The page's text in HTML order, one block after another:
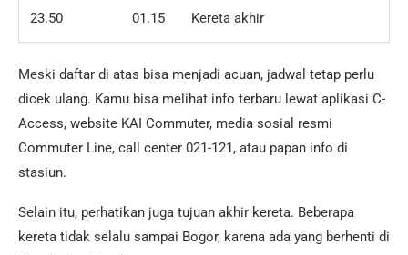
23.50 01.15 Kereta akhir
Meski daftar di atas bisa menjadi acuan, jadwal tetap perlu
dicek ulang. Kamu bisa melihat info terbaru lewat aplikasi C-
Access, website KAI Commuter, media sosial resmi
Commuter Line, call center 021-121, atau papan info di
stasiun.
Selain itu, perhatikan juga tujuan akhir kereta. Beberapa
kereta tidak selalu sampai Bogor, karena ada yang berhenti di